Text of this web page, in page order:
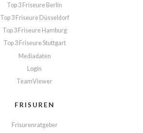
Top 3 Friseure Berlin
Top 3 Friseure Düsseldorf
Top 3 Friseure Hamburg
Top 3 Friseure Stuttgart
Mediadaten
Login
TeamViewer
FRISUREN
Frisurenratgeber